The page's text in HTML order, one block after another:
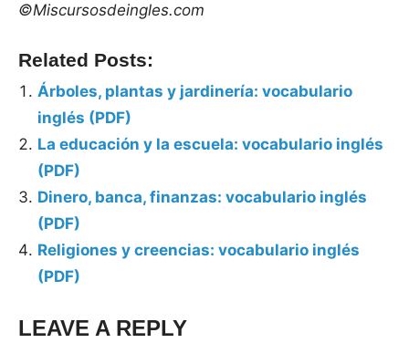
©Miscursosdeingles.com
Related Posts:
Árboles, plantas y jardinería: vocabulario
inglés (PDF)
La educación y la escuela: vocabulario inglés
(PDF)
Dinero, banca, finanzas: vocabulario inglés
(PDF)
Religiones y creencias: vocabulario inglés
(PDF)
Tags:
LEAVE A REPLY